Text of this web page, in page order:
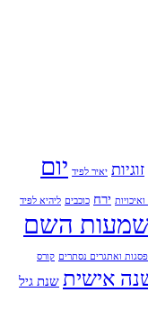
זוגיות יאיר לפיד יום
ירח כוכבים ליהיא לפיד
השם
פסגות ואתגרים נסתרים קורס
אישית שנת גיל